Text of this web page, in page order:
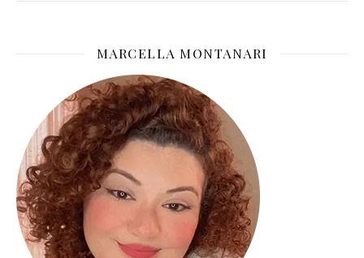
MARCELLA MONTANARI